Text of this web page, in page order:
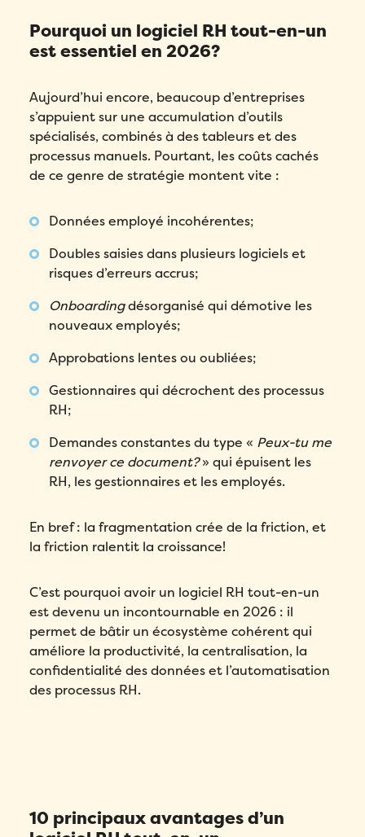
Pourquoi un logiciel RH tout-en-un
est essentiel en 2026?
Aujourd’hui encore, beaucoup d’entreprises
s’appuient sur une accumulation d’outils
spécialisés, combinés à des tableurs et des
processus manuels. Pourtant, les coûts cachés
de ce genre de stratégie montent vite :
Données employé incohérentes;
Doubles saisies dans plusieurs logiciels et
risques d’erreurs accrus;
Onboardingdésorganisé qui démotive les
nouveaux employés;
Approbations lentes ou oubliées;
Gestionnaires qui décrochent des processus
RH;
Demandes constantes du type « Peux-tu me
renvoyer ce document?» qui épuisent les
RH, les gestionnaires et les employés.
En bref : la fragmentation crée de la friction, et
la friction ralentit la croissance!
C’est pourquoi avoir un logiciel RH tout-en-un
est devenu un incontournable en 2026 : il
permet de bâtir un écosystème cohérent qui
améliore la productivité, la centralisation, la
confidentialité des données et l’automatisation
des processus RH.
10 principaux avantages d’un